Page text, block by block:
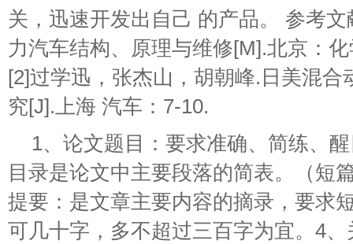
关，迅速开发出自己 的产品。 参考
力汽车结构、原理与维修[M].北京：
[2]过学迅，张杰山，胡朝峰.日美混合
究[J].上海 汽车：7-10.
1、论文题目：要求准确、简练、
目录是论文中主要段落的简表。（短
提要：是文章主要内容的摘录，要求
可几十字，多不超过三百字为宜。4